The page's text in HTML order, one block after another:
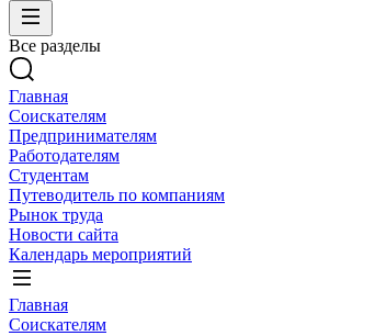
Все разделы
Главная
Соискателям
Предпринимателям
Работодателям
Студентам
Путеводитель по компаниям
Рынок труда
Новости сайта
Календарь мероприятий
Главная
Соискателям